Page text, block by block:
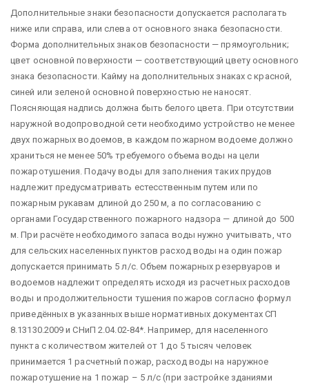
Дополнительные знаки безопасности допускается располагать
ниже или справа, или слева от основного знака безопасности.
Форма дополнительных знаков безопасности — прямоугольник;
цвет основной поверхности — соответствующий цвету основного
знака безопасности. Кайму на дополнительных знаках с красной,
синей или зеленой основной поверхностью не наносят.
Поясняющая надпись должна быть белого цвета. При отсутствии
наружной водопроводной сети необходимо устройство не менее
двух пожарных водоемов, в каждом пожарном водоеме должно
храниться не менее 50% требуемого объема воды на цели
пожаротушения. Подачу воды для заполнения таких прудов
надлежит предусматривать естесственным путем или по
пожарным рукавам длиной до 250 м, а по согласованию с
органами Государственного пожарного надзора — длиной до 500
м. При расчёте необходимого запаса воды нужно учитывать, что
для сельских населенных пунктов расход воды на один пожар
допускается принимать 5 л/с. Объем пожарных резервуаров и
водоемов надлежит определять исходя из расчетных расходов
воды и продолжительности тушения пожаров согласно формул
приведённых в указанных выше нормативных документах СП
8.13130.2009 и СНиП 2.04.02-84*. Например, для населенного
пункта с количеством жителей от 1 до 5 тысяч человек
принимается 1 расчетный пожар, расход воды на наружное
пожаротушение на 1 пожар – 5 л/с (при застройке зданиями